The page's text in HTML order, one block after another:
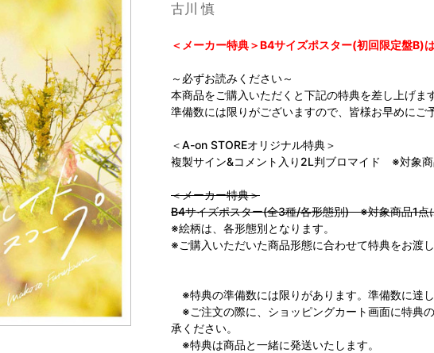
古川 慎
＜メーカー特典＞B4サイズポスター(初回限定盤B)
～必ずお読みください～
本商品をご購入いただくと下記の特典を差し上げま
準備数には限りがございますので、皆様お早めにご
＜A-on STOREオリジナル特典＞
複製サイン&コメント入り2L判ブロマイド ※対象
＜メーカー特典＞
B4サイズポスター(全3種/各形態別) ※対象商品1点
※絵柄は、各形態別となります。
※ご購入いただいた商品形態に合わせて特典をお渡
※特典の準備数には限りがあります。準備数に達
※ご注文の際に、ショッピングカート画面に特典
承ください。
※特典は商品と一緒に発送いたします。